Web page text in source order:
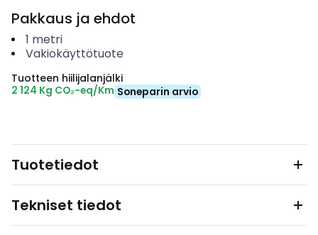
Pakkaus ja ehdot
1 metri
Vakiokäyttötuote
Tuotteen hiilijalanjälki
2 124 Kg CO₂-eq/Km Soneparin arvio
Tuotetiedot
Tekniset tiedot